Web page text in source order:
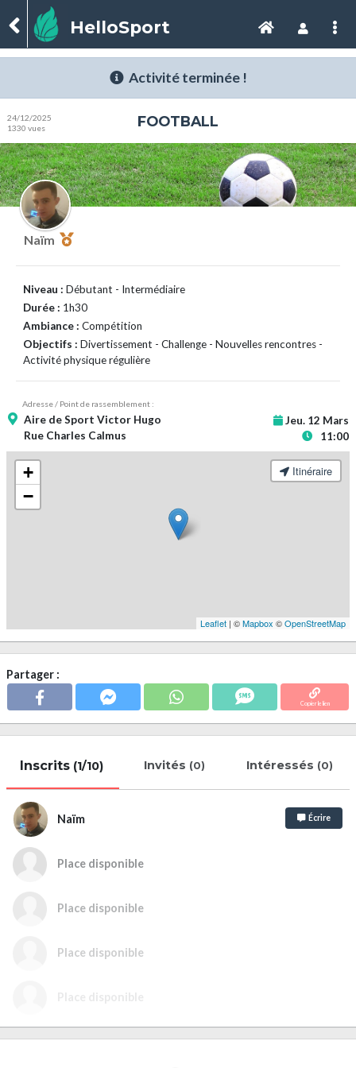
HelloSport
Activité terminée !
24/12/2025
1330 vues
FOOTBALL
Naïm
Niveau : Débutant - Intermédiaire
Durée : 1h30
Ambiance : Compétition
Objectifs : Divertissement - Challenge - Nouvelles rencontres -
Activité physique régulière
Adresse / Point de rassemblement :
Aire de Sport Victor Hugo
Rue Charles Calmus
Jeu. 12 Mars
11:00
+
−
Itinéraire
Leaflet | ©Mapbox ©OpenStreetMap
Partager :
Copier le lien
Inscrits(1/10) Invités (0) Intéressés (0)
Naïm Écrire
Place disponible
Place disponible
Place disponible